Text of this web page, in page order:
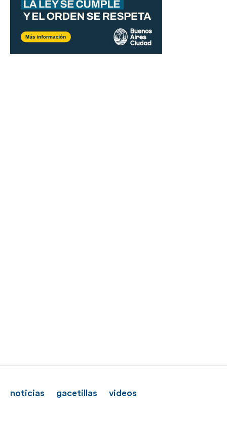
noticias gacetillas videos